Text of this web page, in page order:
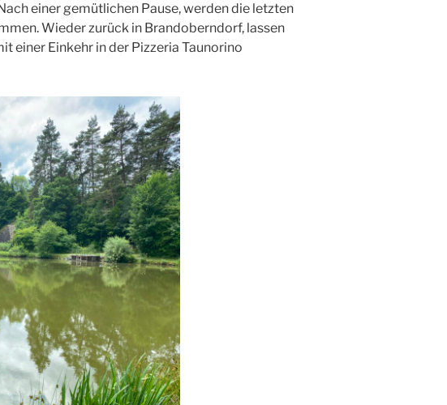
einer gemütlichen Pause, werden die letzten
Wieder zurück in Brandoberndorf, lassen
einer Einkehr in der Pizzeria Taunorino